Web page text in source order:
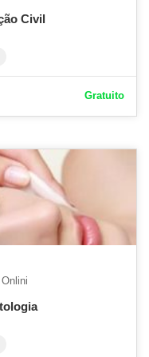
Civil
Gratuito